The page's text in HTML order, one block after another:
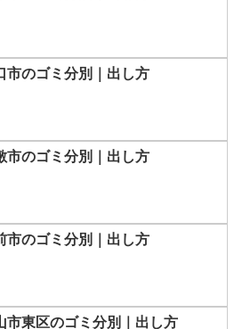
市のゴミ分別｜出し方
市のゴミ分別｜出し方
市のゴミ分別｜出し方
市東区のゴミ分別｜出し方